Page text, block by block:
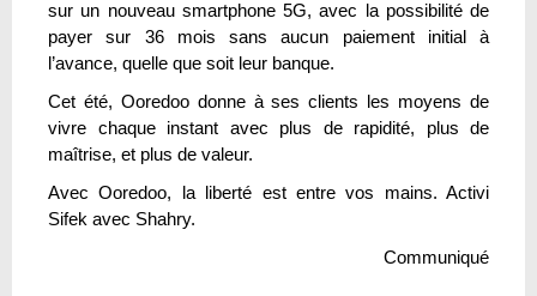
sur un nouveau smartphone 5G, avec la possibilité de
payer sur 36 mois sans aucun paiement initial à
l’avance, quelle que soit leur banque.
Cet été, Ooredoo donne à ses clients les moyens de
vivre chaque instant avec plus de rapidité, plus de
maîtrise, et plus de valeur.
Avec Ooredoo, la liberté est entre vos mains. Activi
Sifek avec Shahry.
Communiqué